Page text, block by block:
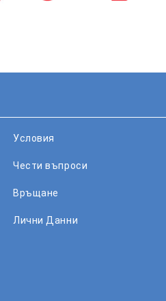
Условия
Чести въпроси
Връщане
Лични Данни